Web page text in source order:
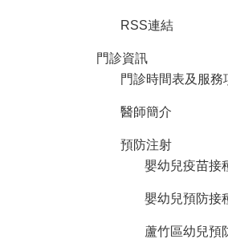
RSS連結
門診資訊
門診時間表及服務
醫師簡介
預防注射
嬰幼兒疫苗接
嬰幼兒預防接
蘆竹區幼兒預